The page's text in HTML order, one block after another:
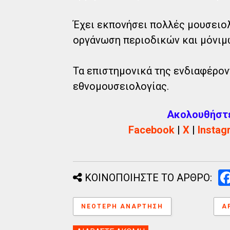
Έχει εκπονήσει πολλές
οργάνωση περιοδικών και
Τα επιστημονικά της
εθνομουσειολογίας.
Facebook| X|
ΚΟΙΝΟΠΟΙΗΣΤΕ ΤΟ ΑΡΘΡΟ:
ΝΕΌΤΕΡΗ ΑΝΆΡΤΗΣΗ